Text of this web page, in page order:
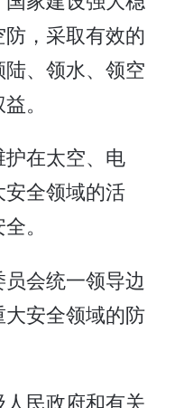
，采取有效的
、领水、领空
。
在太空、电
全领域的活
。
会统一领导边
安全领域的防
民政府和有关